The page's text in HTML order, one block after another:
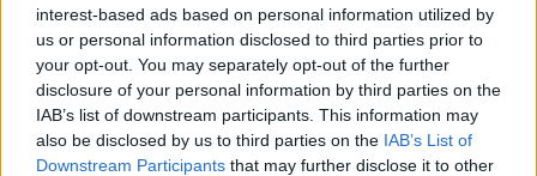
interest-based ads based on personal information utilized by
us or personal information disclosed to third parties prior to
your opt-out. You may separately opt-out of the further
disclosure of your personal information by third parties on the
IAB’s list of downstream participants. This information may
also be disclosed by us to third parties on the IAB’s List of
Downstream Participants that may further disclose it to other
Prenumerera